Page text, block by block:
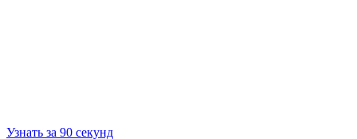
Узнать за 90 секунд